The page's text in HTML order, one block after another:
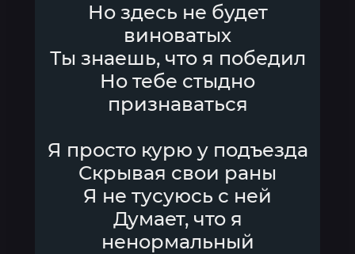
Но здесь не будет
виноватых
Ты знаешь, что я победил
Но тебе стыдно
признаваться
Я просто курю у подъезда
Скрывая свои раны
Я не тусуюсь с ней
Думает, что я
ненормальный